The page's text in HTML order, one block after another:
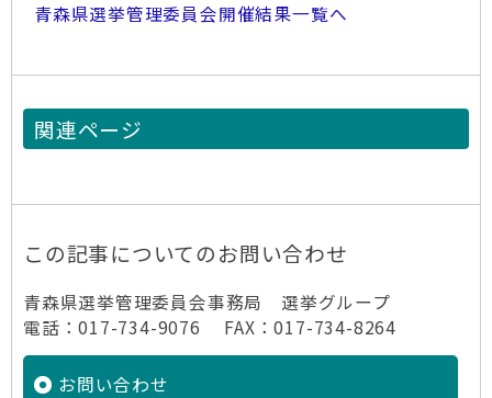
青森県選挙管理委員会開催結果一覧へ
関連ページ
この記事についてのお問い合わせ
青森県選挙管理委員会事務局 選挙グループ
電話：017-734-9076 FAX：017-734-8264
お問い合わせ